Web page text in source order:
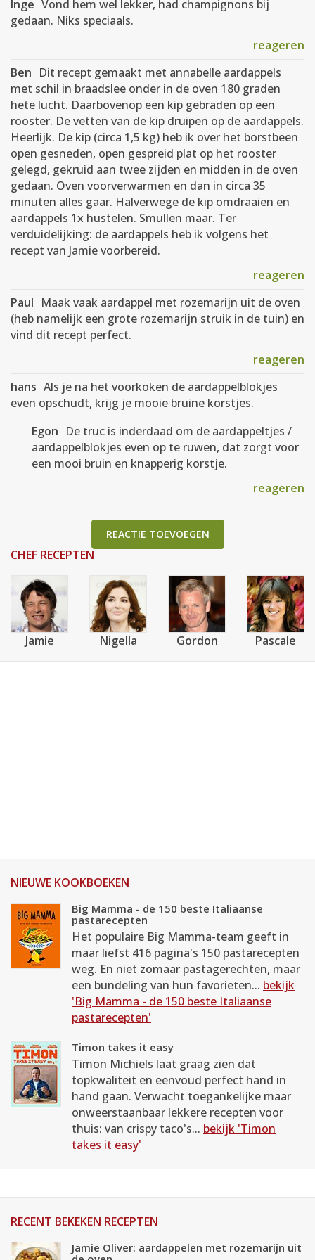
Inge Vond hem wel lekker, had champignons bij
gedaan. Niks speciaals.
reageren
Ben Dit recept gemaakt met annabelle aardappels
met schil in braadslee onder in de oven 180 graden
hete lucht. Daarbovenop een kip gebraden op een
rooster. De vetten van de kip druipen op de aardappels.
Heerlijk. De kip (circa 1,5 kg) heb ik over het borstbeen
open gesneden, open gespreid plat op het rooster
gelegd, gekruid aan twee zijden en midden in de oven
gedaan. Oven voorverwarmen en dan in circa 35
minuten alles gaar. Halverwege de kip omdraaien en
aardappels 1x hustelen. Smullen maar. Ter
verduidelijking: de aardappels heb ik volgens het
recept van Jamie voorbereid.
reageren
Paul Maak vaak aardappel met rozemarijn uit de oven
(heb namelijk een grote rozemarijn struik in de tuin) en
vind dit recept perfect.
reageren
hans Als je na het voorkoken de aardappelblokjes
even opschudt, krijg je mooie bruine korstjes.
Egon De truc is inderdaad om de aardappeltjes /
aardappelblokjes even op te ruwen, dat zorgt voor
een mooi bruin en knapperig korstje.
reageren
REACTIE TOEVOEGEN
CHEF RECEPTEN
Jamie Nigella Gordon Pascale
NIEUWE KOOKBOEKEN
Big Mamma - de 150 beste Italiaanse
pastarecepten
Het populaire Big Mamma-team geeft in
maar liefst 416 pagina's 150 pastarecepten
weg. En niet zomaar pastagerechten, maar
een bundeling van hun favorieten... bekijk
'Big Mamma - de 150 beste Italiaanse
pastarecepten'
Timon takes it easy
Timon Michiels laat graag zien dat
topkwaliteit en eenvoud perfect hand in
hand gaan. Verwacht toegankelijke maar
onweerstaanbaar lekkere recepten voor
thuis: van crispy taco's... bekijk 'Timon
takes it easy'
RECENT BEKEKEN RECEPTEN
Jamie Oliver: aardappelen met rozemarijn uit